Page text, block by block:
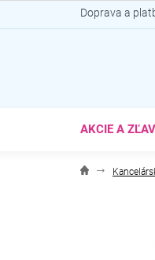
na
Doprava a
AKCIE A